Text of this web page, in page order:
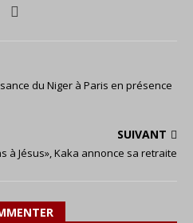
du Niger à Paris en présence
SUIVANT
à Jésus», Kaka annonce sa retraite